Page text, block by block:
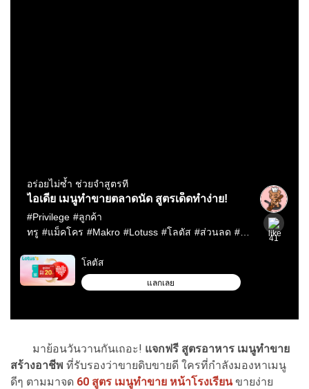
มาย้อนวันวานกันเถอะ! แจกฟรี สูตรอาหาร เมนูทำขาย
สร้างอาชีพ ที่รับรองว่าขายดิบขายดี ใครที่กำลังมองหาเมนู
ดีๆ ตามมาจด 60 สูตร เมนูทำขาย หน้าโรงเรียนขายง่าย